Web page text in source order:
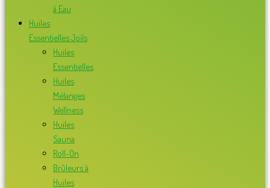
à Eau
Huiles
Essentielles Joils
Huiles
Essentielles
Huiles
Mélanges
Wellness
Huiles
Sauna
Roll-On
Brûleurs à
Huiles